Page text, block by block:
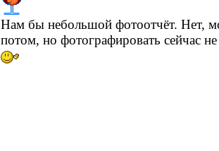
Нам бы небольшой фотоотчёт. Нет,
потом, но фотографировать сейчас